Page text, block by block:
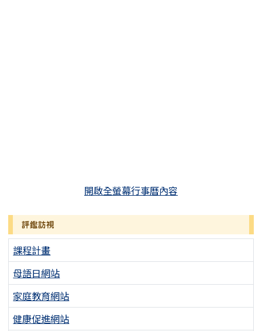
開啟全螢幕行事曆內容
評鑑訪視
課程計畫
母語日網站
家庭教育網站
健康促進網站